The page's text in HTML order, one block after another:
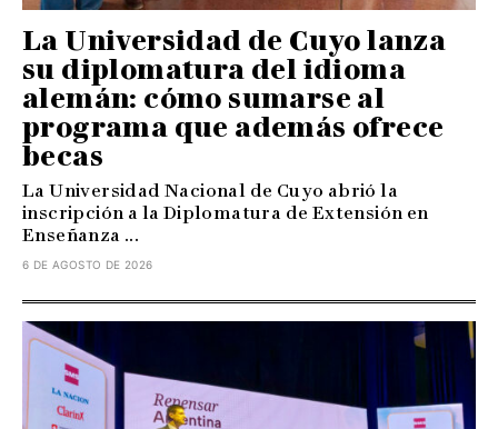
La Universidad de Cuyo lanza
su diplomatura del idioma
alemán: cómo sumarse al
programa que además ofrece
becas
La Universidad Nacional de Cuyo abrió la
inscripción a la Diplomatura de Extensión en
Enseñanza ...
6 DE AGOSTO DE 2026